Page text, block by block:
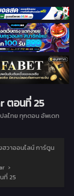
ตอนที่ 25
ลไทย ทุกตอน อัพเดท
วาออนไลน์ การ์ตูน
›
ที่ 25